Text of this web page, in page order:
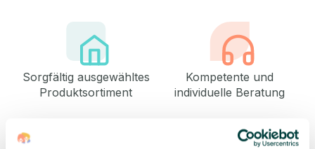
Sorgfältig ausgewähltes
Produktsortiment
Kompetente und
individuelle Beratung